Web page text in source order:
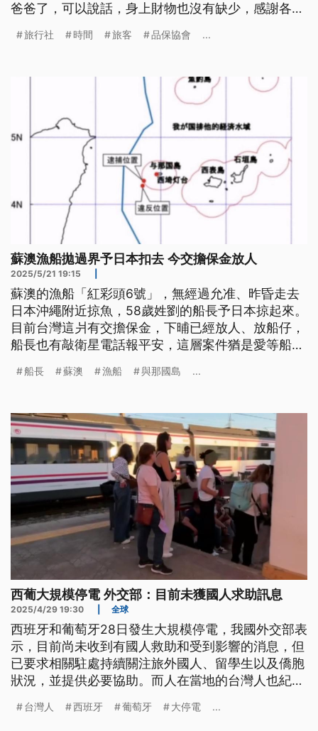
爸爸了，可以說話，身上財物也沒有缺少，感謝各界
旅行社 時間 旅客 品保協會 ...
蘇澳漁船拋過界予日本扣去 今交擔保金放人
2025/5/21 19:15
蘇澳的漁船「紅彩頭6號」，無經過允准、昨昏走去
日本沖繩附近掠魚，58歲姓劉的船長予日本掠起來。
目前台灣這爿有交擔保金，下晡已經放人、放船仔，
船長也有敲衛星電話報平安，這層案件猶是愛等船長
船長 蘇澳 漁船 與那國島 ...
西葡大規模停電 外交部：目前未獲國人求助訊息
2025/4/29 19:30 全球
西班牙和葡萄牙28日發生大規模停電，我國外交部表
示，目前尚未收到有國人救助和受到影響的消息，但
已要求相關駐處持續關注旅外國人、留學生以及僑胞
狀況，並提供必要協助。而人在當地的台灣人也紀錄
就像大難來臨的前夕。
台灣人 西班牙 葡萄牙 大停電 ...